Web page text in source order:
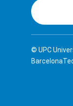
© UPC